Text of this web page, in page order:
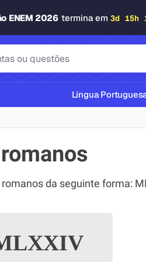
ENEM 2026 termina em 3d 15h
ABNT
Língua
da seguinte forma: